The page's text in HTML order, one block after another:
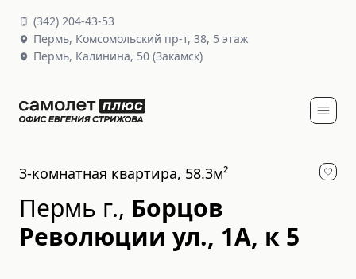
(342) 204-43-53
Пермь, Комсомольский пр-т, 38, 5 этаж
Пермь, Калинина, 50 (Закамск)
3-комнатная квартира, 58.3м²
Пермь г., Борцов
Революции ул., 1А, к 5